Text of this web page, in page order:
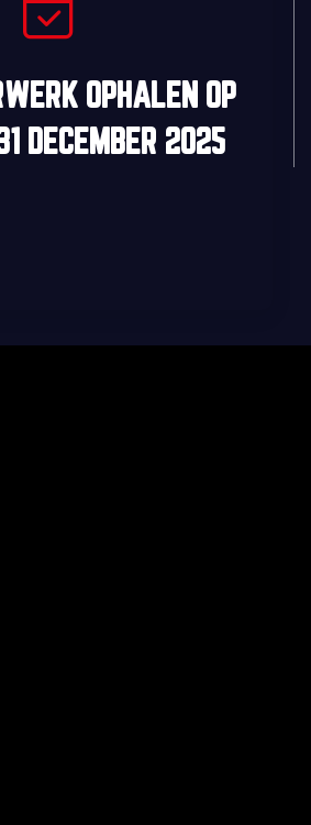
OPHALEN OP
DECEMBER 2025